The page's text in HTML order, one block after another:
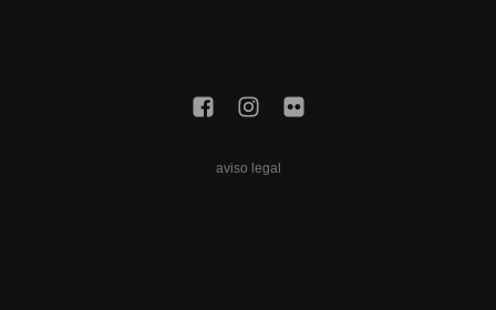
aviso legal